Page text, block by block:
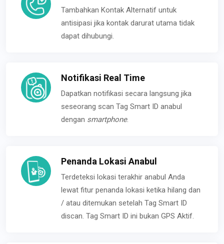
Tambahkan Kontak Alternatif untuk
antisipasi jika kontak darurat utama tidak
dapat dihubungi.
Notifikasi Real Time
Dapatkan notifikasi secara langsung jika
seseorang scan Tag Smart ID anabul
dengan smartphone.
Penanda Lokasi Anabul
Terdeteksi lokasi terakhir anabul Anda
lewat fitur penanda lokasi ketika hilang dan
/ atau ditemukan setelah Tag Smart ID
discan. Tag Smart ID ini bukan GPS Aktif.